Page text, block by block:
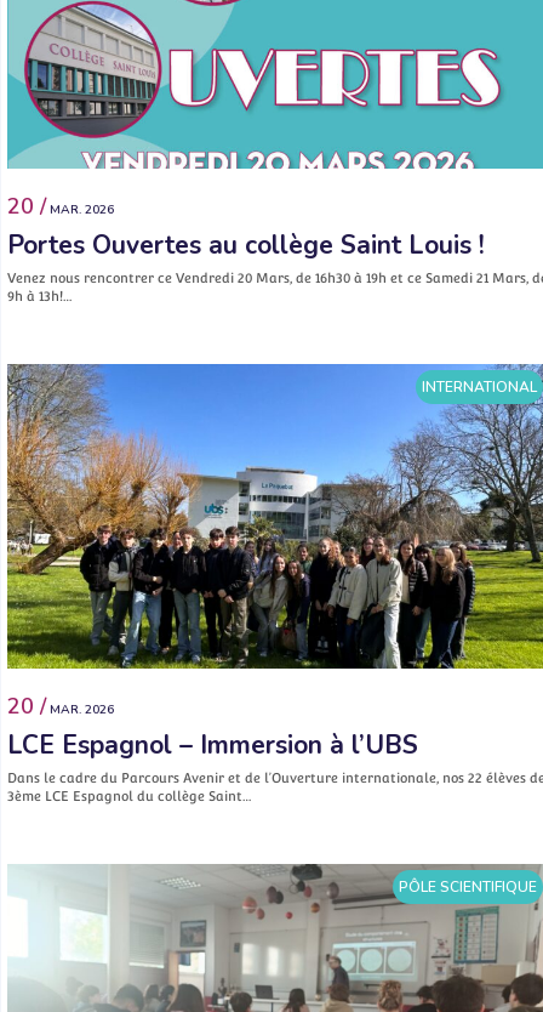
20 / MAR. 2026
Portes Ouvertes au collège Saint Louis !
Venez nous rencontrer ce Vendredi 20 Mars, de 16h30 à 19h et ce Samedi 21 Mars,
9h à 13h!…
INTERNATIONAL
20 / MAR. 2026
LCE Espagnol – Immersion à l’UBS
Dans le cadre du Parcours Avenir et de l’Ouverture internationale, nos 22 élèves
3ème LCE Espagnol du collège Saint…
PÔLE SCIENTIFIQUE